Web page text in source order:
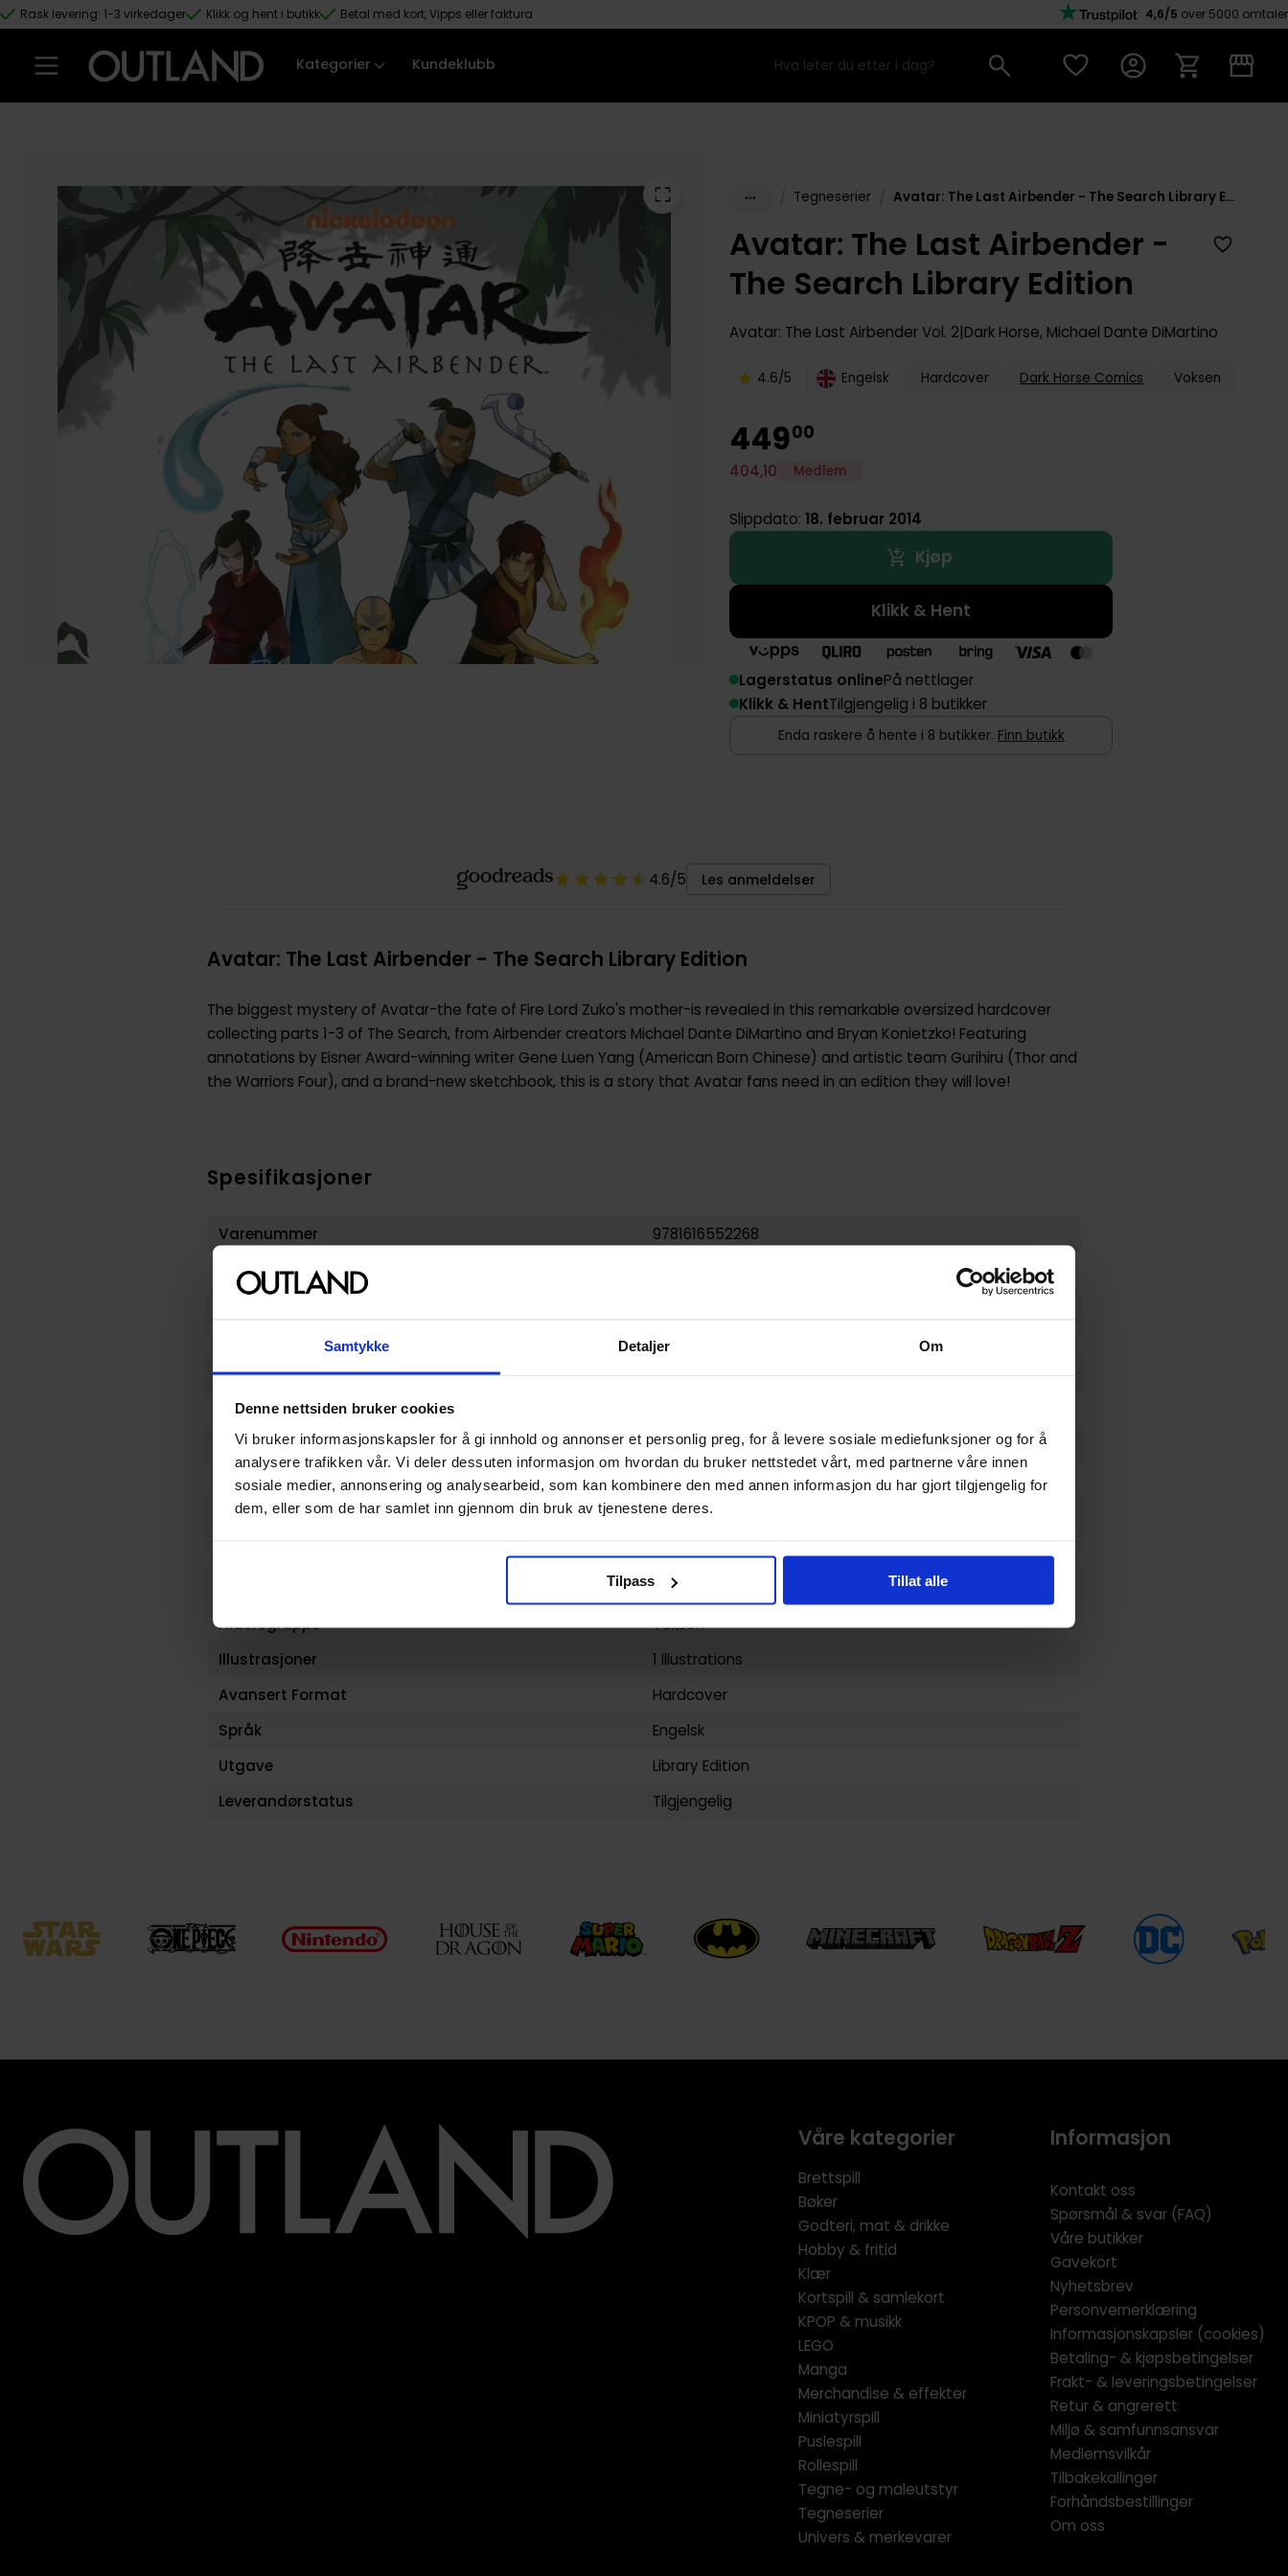
Samtykke Detaljer Om
Denne nettsiden bruker cookies
Vi bruker informasjonskapsler for å gi innhold og annonser et personlig preg, for å levere sosiale mediefunksjoner og for å
analysere trafikken vår. Vi deler dessuten informasjon om hvordan du bruker nettstedet vårt, med partnerne våre innen
sosiale medier, annonsering og analysearbeid, som kan kombinere den med annen informasjon du har gjort tilgjengelig for
dem, eller som de har samlet inn gjennom din bruk av tjenestene deres.
Tilpass Tillat alle
Hopp til hovedinnhold
Rask levering: 1-3 virkedager Klikk og hent i butikk Betal med kort, Vipps eller faktura 4,6/5 over 5000 omtaler
Kategorier Kundeklubb
Tegneserier Avatar: The Last Airbender - The Search Library Edition
Avatar: The Last Airbender -
The Search Library Edition
Avatar: The Last AirbenderVol. 2 Dark Horse, Michael Dante DiMartino
4.6/5 Engelsk Hardcover Dark Horse Comics Voksen
44900
404,10 Medlem
Slippdato:18. februar 2014
Kjøp
Klikk & Hent
Lagerstatus onlinePå nettlager
Klikk & HentTilgjengelig i 8 butikker
Enda raskere å hente i 8 butikker. Finn butikk
4.6/5 Les anmeldelser
Avatar: The Last Airbender - The Search Library Edition
The biggest mystery of Avatar-the fate of Fire Lord Zuko's mother-is revealed in this remarkable oversized hardcover
collecting parts 1-3 of The Search, from Airbender creators Michael Dante DiMartino and Bryan Konietzko! Featuring
annotations by Eisner Award-winning writer Gene Luen Yang (American Born Chinese) and artistic team Gurihiru (Thor and
the Warriors Four), and a brand-new sketchbook, this is a story that Avatar fans need in an edition they will love!
Spesifikasjoner
Varenummer
9781616552268
Vekt (Kg) :
Hardcover
Serie
Forfattere
Illustratør
Gurihiru
Antall Sider
240
Utgiver
Dark Horse Comics
18.02.2014
2
Aldersgruppe
Voksen
Illustrasjoner
1 Illustrations
Avansert Format
Hardcover
Språk
Engelsk
Utgave
Library Edition
Leverandørstatus
Tilgjengelig
Våre kategorier
Brettspill
Bøker
Godteri, mat & drikke
Hobby & fritid
Klær
Kortspill & samlekort
KPOP & musikk
LEGO
Manga
Merchandise & effekter
Miniatyrspill
Puslespill
Rollespill
Tegne- og maleutstyr
Tegneserier
Univers & merkevarer
Informasjon
Kontakt oss
Spørsmål & svar (FAQ)
Våre butikker
Gavekort
Nyhetsbrev
Personvernerklæring
Informasjonskapsler (cookies)
Betaling- & kjøpsbetingelser
Frakt- & leveringsbetingelser
Retur & angrerett
Miljø & samfunnsansvar
Medlemsvilkår
Tilbakekallinger
Forhåndsbestillinger
Om oss